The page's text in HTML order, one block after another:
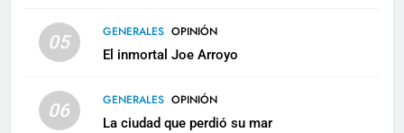
05 GENERALES OPINIÓN
El inmortal Joe Arroyo
06 GENERALES OPINIÓN
La ciudad que perdió su mar